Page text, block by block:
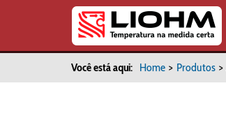
Você está aqui: Home > Produtos >